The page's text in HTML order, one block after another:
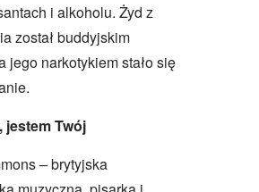
i alkoholu. Żyd z
został buddyjskim
jego narkotykiem stało się
jestem Twój
– brytyjska